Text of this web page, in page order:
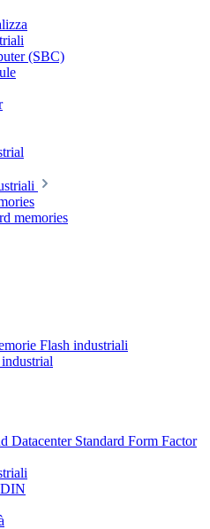
(SBC)
memories
Flash industriali
Datacenter Standard Form Factor